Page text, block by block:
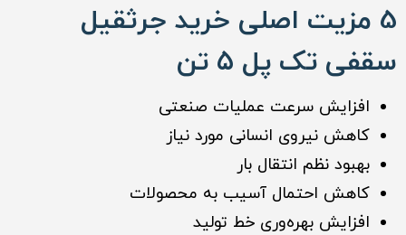
5 مزیت اصلی خرید جرثقیل
سقفی تک پل ۵ تن
افزایش سرعت عملیات صنعتی
کاهش نیروی انسانی مورد نیاز
بهبود نظم انتقال بار
کاهش احتمال آسیب به محصولات
افزایش بهره‌وری خط تولید